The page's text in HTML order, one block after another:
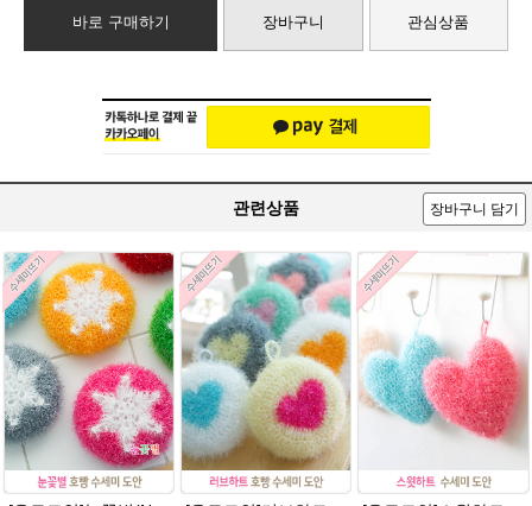
바로 구매하기 장바구니 관심상품
관련상품 장바구니 담기